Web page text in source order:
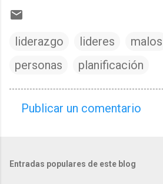
liderazgo lideres malos
personas
planificación
e
Publicar un comentario
Entradas populares de este blog